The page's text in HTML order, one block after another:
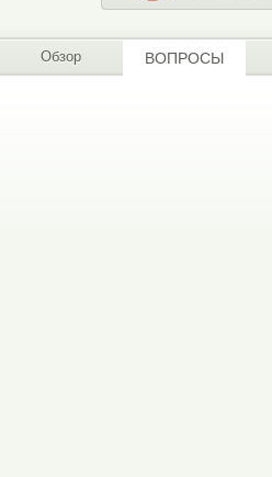
Обзор ВОПРОСЫ